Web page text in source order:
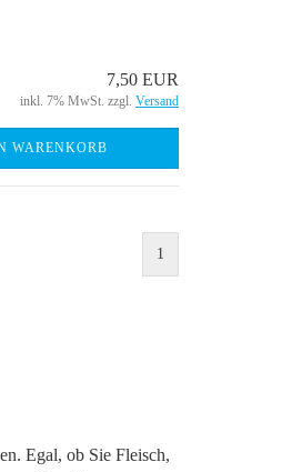
7,50 EUR
inkl. 7% MwSt. zzgl. Versand
WARENKORB
1
Egal, ob Sie Fleisch,